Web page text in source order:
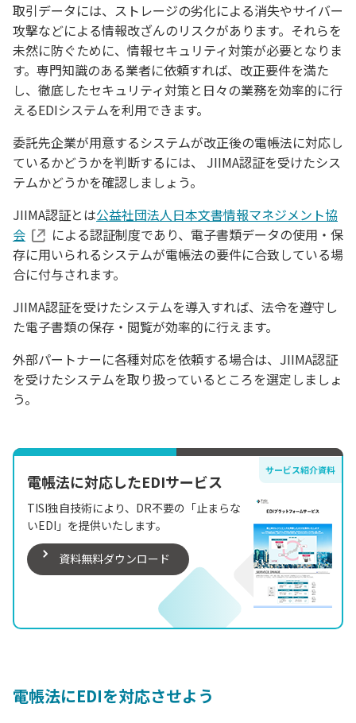
取引データには、ストレージの劣化による消失やサイバー
攻撃などによる情報改ざんのリスクがあります。それらを
未然に防ぐために、情報セキュリティ対策が必要となりま
す。専門知識のある業者に依頼すれば、改正要件を満た
し、徹底したセキュリティ対策と日々の業務を効率的に行
えるEDIシステムを利用できます。
委託先企業が用意するシステムが改正後の電帳法に対応し
ているかどうかを判断するには、 JIIMA認証を受けたシス
テムかどうかを確認しましょう。
JIIMA認証とは公益社団法人日本文書情報マネジメント協
会
による認証制度であり、電子書類データの使用・保
存に用いられるシステムが電帳法の要件に合致している場
合に付与されます。
JIIMA認証を受けたシステムを導入すれば、法令を遵守し
た電子書類の保存・閲覧が効率的に行えます。
外部パートナーに各種対応を依頼する場合は、JIIMA認証
を受けたシステムを取り扱っているところを選定しましょ
う。
サービス紹介資料
電帳法に対応したEDIサービス
TISI独自技術により、DR不要の「止まらな
いEDI」を提供いたします。
資料無料ダウンロード
電帳法にEDIを対応させよう